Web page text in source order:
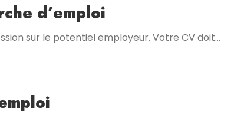
d’emploi
sur le potentiel employeur. Votre CV doit…